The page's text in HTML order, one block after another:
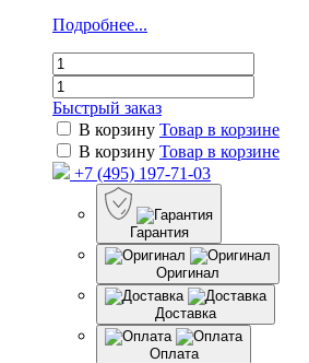
Подробнее...
Быстрый заказ
В корзину Товар в корзине
В корзину Товар в корзине
+7 (495) 197-71-03
Гарантия
Оригинал
Доставка
Оплата